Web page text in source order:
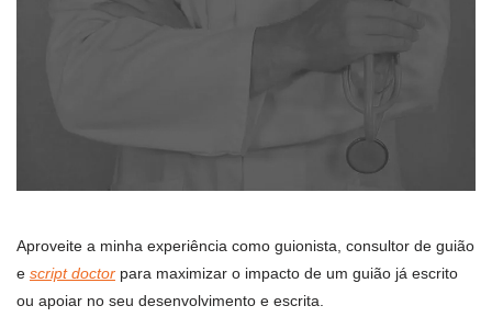
Aproveite a minha experiência como guionista, consultor de guião
e script doctor para maximizar o impacto de um guião já escrito
ou apoiar no seu desenvolvimento e escrita.